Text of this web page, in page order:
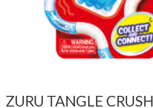
ZURU TANGLE CRUSH